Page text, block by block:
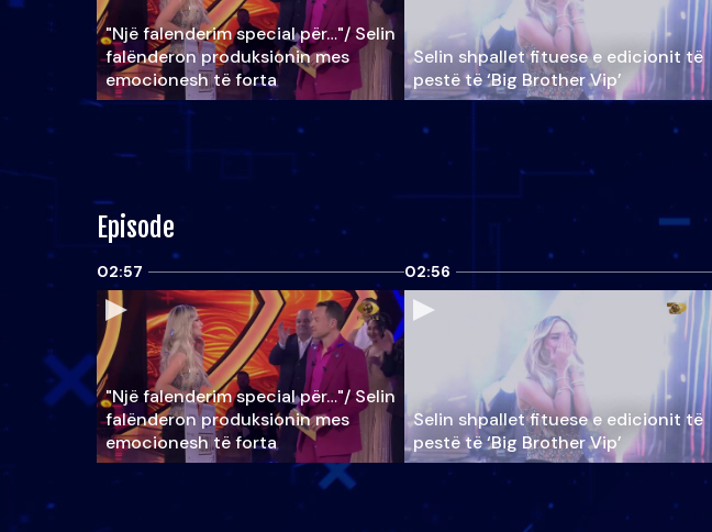
"Një falenderim special për…"/ Selin
falënderon produksionin mes
emocionesh të forta
Selin shpallet fituese e edicionit të
pestë të ‘Big Brother Vip’
Episode
02:57
"Një falenderim special për…"/ Selin
falënderon produksionin mes
emocionesh të forta
02:56
Selin shpallet fituese e edicionit të
pestë të ‘Big Brother Vip’